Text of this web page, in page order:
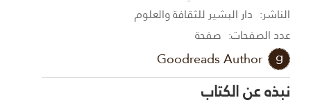
الناشر: دار البشير للثقافة والعلوم
عدد الصفحات: صفحة
Goodreads Author
نبذه عن الكتاب